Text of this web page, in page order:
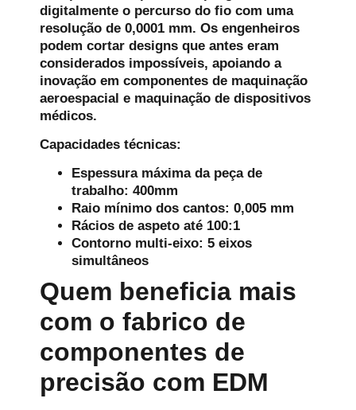
digitalmente o percurso do fio com uma
resolução de 0,0001 mm. Os engenheiros
podem cortar designs que antes eram
considerados impossíveis, apoiando a
inovação em componentes de maquinação
aeroespacial e maquinação de dispositivos
médicos.
Capacidades técnicas:
Espessura máxima da peça de
trabalho: 400mm
Raio mínimo dos cantos: 0,005 mm
Rácios de aspeto até 100:1
Contorno multi-eixo: 5 eixos
simultâneos
Quem beneficia mais
com o fabrico de
componentes de
precisão com EDM